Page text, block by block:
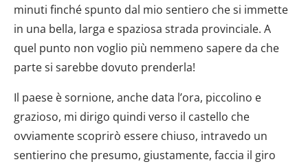
minuti finché spunto dal mio sentiero che si immette
in una bella, larga e spaziosa strada provinciale. A
quel punto non voglio più nemmeno sapere da che
parte si sarebbe dovuto prenderla!
Il paese è sornione, anche data l’ora, piccolino e
grazioso, mi dirigo quindi verso il castello che
ovviamente scoprirò essere chiuso, intravedo un
sentierino che presumo, giustamente, faccia il giro